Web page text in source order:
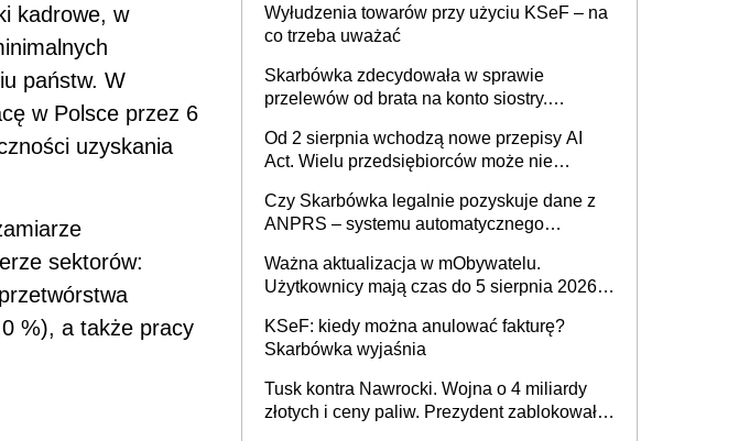
kadrowe, w
państw. W
w Polsce przez 6
uzyskania
sektorów:
%), a także pracy
Wyłudzenia towarów przy użyciu KSeF – na
co trzeba uważać
Skarbówka zdecydowała w sprawie
przelewów od brata na konto siostry.
darowizna, ale podatku jednak nie będzie
Od 2 sierpnia wchodzą nowe przepisy AI
Act. Wielu przedsiębiorców może nie
Czy Skarbówka legalnie pozyskuje dane z
ANPRS – systemu automatycznego
pojazdów z kamer drogowych?
Ważna aktualizacja w mObywatelu.
Użytkownicy mają czas do 5 sierpnia 2026
KSeF: kiedy można anulować fakturę?
Skarbówka wyjaśnia
Tusk kontra Nawrocki. Wojna o 4 miliardy
złotych i ceny paliw. Prezydent zablokował